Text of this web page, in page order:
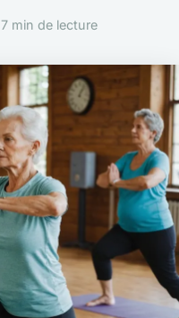
7 min de lecture